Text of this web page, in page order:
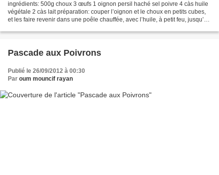
ingrédients: 500g choux 3 œufs 1 oignon persil haché sel poivre 4 càs huile
végétale 2 càs lait préparation: couper l’oignon et le choux en petits cubes,
et les faire revenir dans une poêle chauffée, avec l’huile, à petit feu, jusqu’à
Pascade aux Poivrons
Publié le 26/09/2012 à 00:30
Par oum mouncif rayan